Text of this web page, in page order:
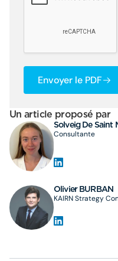
Envoyer le PDF
Un article proposé par
Solveig De Saint
Consultante
Olivier BURBAN
KAIRN Strategy